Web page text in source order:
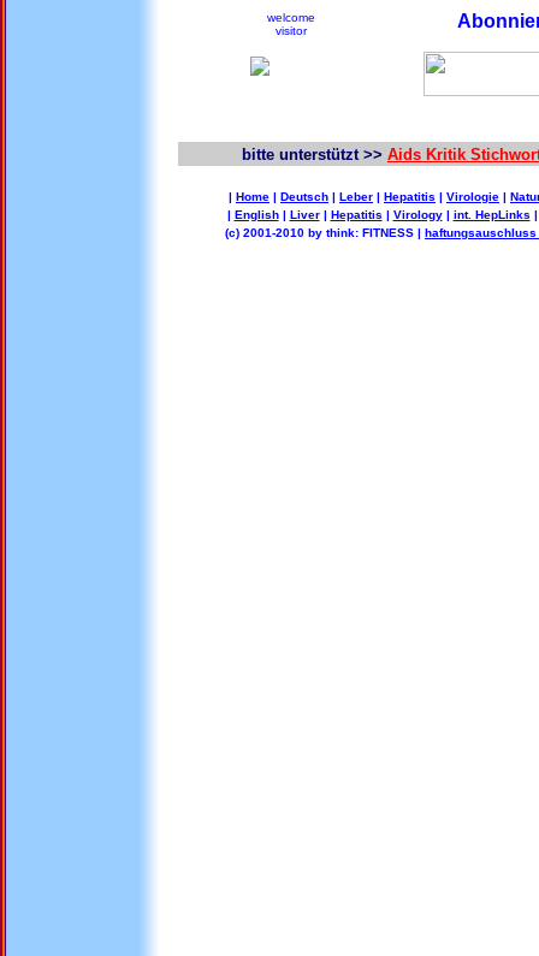
welcome
visitor
bitte unterstützt >> Aids Kritik
| Home | Deutsch | Leber | Hepatitis | Virologie |
| English| Liver| Hepatitis | Virology| int. HepLinks
(c) 2001-2010 by think: FITNESS |